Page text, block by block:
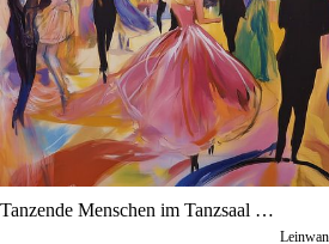
Tanzende Menschen im Tanzsaal Zusammenfassung